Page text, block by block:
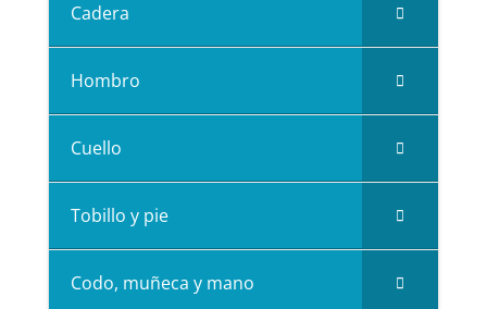
Cadera
Hombro
Cuello
Tobillo y pie
Codo, muñeca y mano